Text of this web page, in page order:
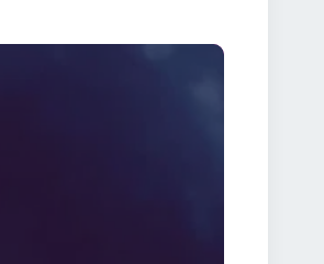
dramatismul poveștii.
atât fanii genului
precum sacrificiul,
cinematografică
un film care să îți ofere
captivantă, regie